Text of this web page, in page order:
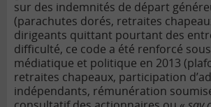
sur des indemnités de départ
(parachutes dorés, retraites
dirigeants quittant pourtant des
difficulté, ce code a été renforcé
médiatique et politique en 2013
retraites chapeaux, participation
indépendants, rémunération